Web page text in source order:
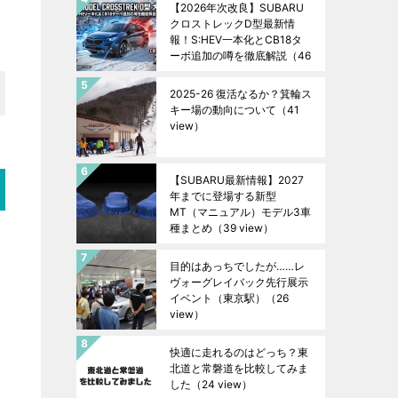
【2026年次改良】SUBARU
クロストレックD型最新情
報！S:HEV一本化とCB18タ
ーボ追加の噂を徹底解説 （46
2025-26 復活なるか？箕輪ス
キー場の動向について （41
view）
【SUBARU最新情報】2027
年までに登場する新型
MT（マニュアル）モデル3車
種まとめ （39 view）
目的はあっちでしたが……レ
ヴォーグレイバック先行展示
イベント（東京駅）
（26
view）
快適に走れるのはどっち？東
北道と常磐道を比較してみま
した （24 view）